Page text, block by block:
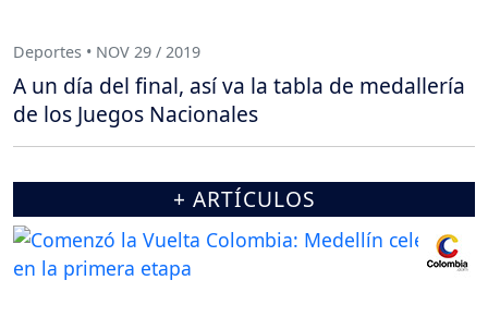
Deportes • NOV 29 / 2019
A un día del final, así va la tabla de medallería
de los Juegos Nacionales
+ ARTÍCULOS